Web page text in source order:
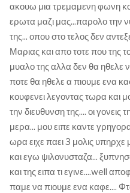
ακουω μια τρεμαμενη φωνη
ερωτα μαζι μας...παρολο την
της... οπου στο τελος δεν
Μαριας και απο τοτε που της
μυαλο της αλλα δεν θα ηθελε
ποτε θα ηθελε α πιουμε ενα
κουφενει λεγοντας τωρα και
την διευθυνση της.... οι
μερα... μου ειπε καντε
ωρα ειχε παει 3 μολις
και εγω ψιλονυσταζα...
και της ειπα τι εγινε....well
παμε να πιουμε ενα καφε....